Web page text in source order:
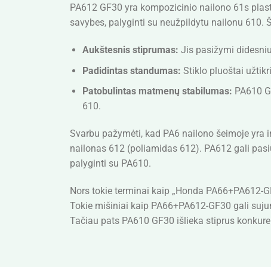
PA612 GF30 yra kompozicinio nailono 61s
savybes, palyginti su neužpildytu nailonu 610.
Aukštesnis stiprumas: Jis pasižymi
Padidintas standumas: Stiklo pluoštai
Patobulintas matmenų stabilumas: PA610
610.
Svarbu pažymėti, kad PA6 nailono šeimoje
nailonas 612 (poliamidas 612). PA612 gali
palyginti su PA610.
Nors tokie terminai kaip „Honda
Tokie mišiniai kaip PA66+PA612-GF30 gali
Tačiau pats PA610 GF30 išlieka stiprus